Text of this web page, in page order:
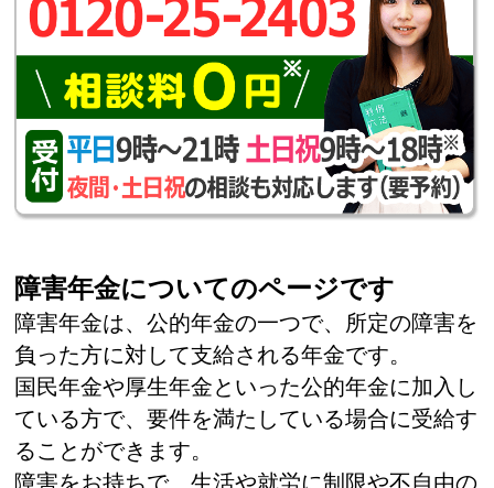
障害年金についてのページです
障害年金は、公的年金の一つで、所定の障害を
負った方に対して支給される年金です。
国民年金や厚生年金といった公的年金に加入し
ている方で、要件を満たしている場合に受給す
ることができます。
障害をお持ちで、生活や就労に制限や不自由の